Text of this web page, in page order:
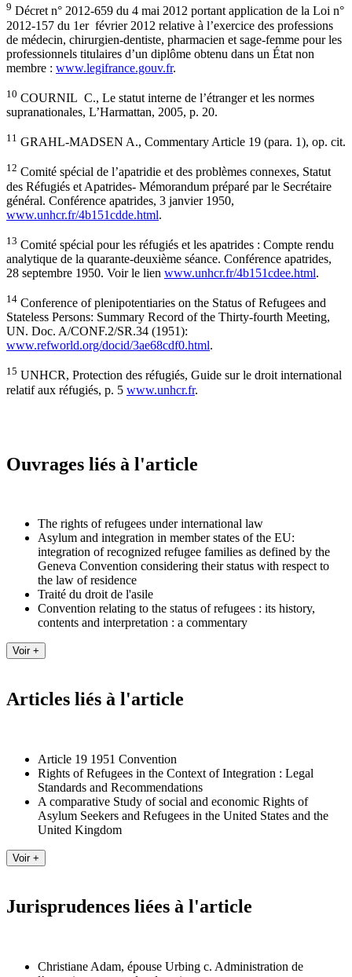
9 Décret n° 2012-659 du 4 mai 2012 portant application de la Loi n°
2012-157 du 1er février 2012 relative à l’exercice des professions
de médecin, chirurgien-dentiste, pharmacien et sage-femme pour les
professionnels titulaires d’un diplôme obtenu dans un État non
membre : www.legifrance.gouv.fr.
10 COURNIL C., Le statut interne de l’étranger et les normes
supranationales, L’Harmattan, 2005, p. 20.
11 GRAHL-MADSEN A., Commentary Article 19 (para. 1), op. cit.
12 Comité spécial de l’apatridie et des problèmes connexes, Statut
des Réfugiés et Apatrides- Mémorandum préparé par le Secrétaire
général. Conférence apatrides, 3 janvier 1950,
www.unhcr.fr/4b151cdde.html.
13 Comité spécial pour les réfugiés et les apatrides : Compte rendu
analytique de la quarante-deuxième séance. Conférence apatrides,
28 septembre 1950. Voir le lien www.unhcr.fr/4b151cdee.html.
14 Conference of plenipotentiaries on the Status of Refugees and
Stateless Persons: Summary Record of the Thirty-fourth Meeting,
UN. Doc. A/CONF.2/SR.34 (1951):
www.refworld.org/docid/3ae68cdf0.html.
15 UNHCR, Protection des réfugiés, Guide sur le droit international
relatif aux réfugiés, p. 5 www.unhcr.fr.
Ouvrages liés à l'article
The rights of refugees under international law
Asylum and integration in member states of the EU:
integration of recognized refugee families as defined by the
Geneva Convention considering their status with respect to
the law of residence
Traité du droit de l'asile
Convention relating to the status of refugees : its history,
contents and interpretation : a commentary
Articles liés à l'article
Article 19 1951 Convention
Rights of Refugees in the Context of Integration : Legal
Standards and Recommendations
A comparative Study of social and economic Rights of
Asylum Seekers and Refugees in the United States and the
United Kingdom
Jurisprudences liées à l'article
Christiane Adam, épouse Urbing c. Administration de